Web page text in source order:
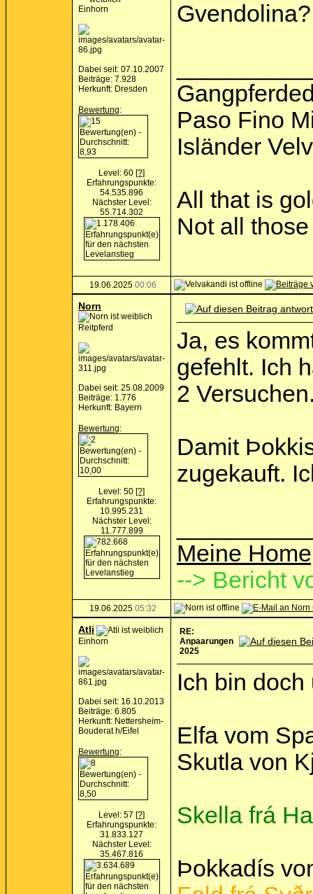
Einhorn
Dabei seit: 07.10.2007
Beiträge: 7.928
Herkunft: Dresden
Bewertung:
Level: 60 [?]
Erfahrungspunkte:
54.535.896
Nächster Level:
55.714.302
Paso Fino
Isländer
All that is
Not all
19.06.2025 00:06
Norn
Reitpferd
Dabei seit: 25.08.2009
Beiträge: 1.776
Herkunft: Bayern
Bewertung:
Level: 50 [?]
Erfahrungspunkte:
10.995.231
Nächster Level:
11.777.899
Ja, es
gefehlt. Ich
2
Damit
zugekauft.
Meine
--> Bericht
19.06.2025 05:32
Atli
Einhorn
Dabei seit: 16.10.2013
Beiträge: 6.805
Herkunft: Nettersheim-
Bouderat h/Eifel
Bewertung:
Level: 57 [?]
Erfahrungspunkte:
31.833.127
Nächster Level:
35.467.816
RE:
Anpaarungen
2025
Ich bin
Elfa vom
Skutla von
Skella frá
Þokkadís